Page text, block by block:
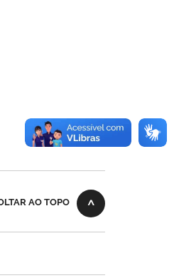
AO TOPO